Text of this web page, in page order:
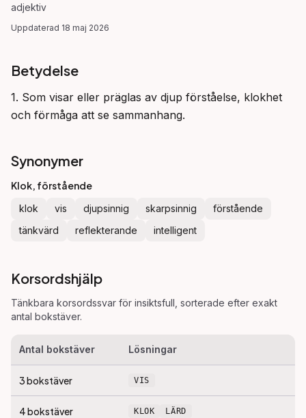
adjektiv
Uppdaterad 18 maj 2026
Betydelse
1. Som visar eller präglas av djup förståelse, klokhet
och förmåga att se sammanhang.
Synonymer
Klok, förstående
klok vis djupsinnig skarpsinnig
förstående
tänkvärd
reflekterande intelligent
Korsordshjälp
Tänkbara korsordssvar för insiktsfull , sorterade efter exakt
antal bokstäver.
Antal bokstäver Lösningar
3bokstäver VIS
4bokstäver KLOK LÄRD